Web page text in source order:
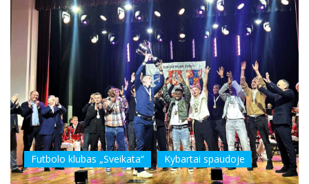
Futbolo klubas „Sveikata“ Kybartai spaudoje